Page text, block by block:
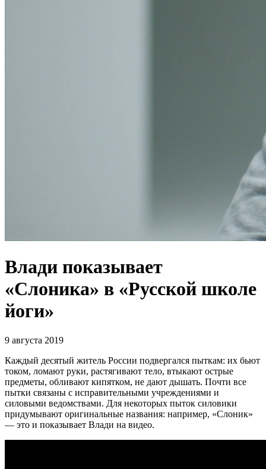
Влади показывает
«Слоника» в «Русской школе
йоги»
9 августа 2019
Каждый десятый житель России подвергался пыткам: их бьют
током, ломают руки, растягивают тело, втыкают острые
предметы, обливают кипятком, не дают дышать. Почти все
пытки связаны с исправительными учреждениями и
силовыми ведомствами. Для некоторых пыток силовики
придумывают оригинальные названия: например, «Слоник»
— это и показывает Влади на видео.